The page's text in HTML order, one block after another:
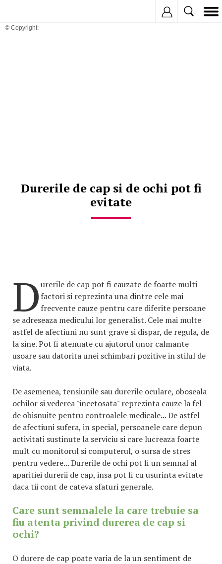
© Copyright:
Durerile de cap si de ochi pot fi
evitate
Durerile de cap pot fi cauzate de foarte multi
factori si reprezinta una dintre cele mai
frecvente cauze pentru care diferite persoane
se adreseaza medicului lor generalist. Cele mai multe
astfel de afectiuni nu sunt grave si dispar, de regula, de
la sine. Pot fi atenuate cu ajutorul unor calmante
usoare sau datorita unei schimbari pozitive in stilul de
viata.
De asemenea, tensiunile sau durerile oculare, oboseala
ochilor si vederea "incetosata" reprezinta cauze la fel
de obisnuite pentru controalele medicale... De astfel
de afectiuni sufera, in special, persoanele care depun
activitati sustinute la serviciu si care lucreaza foarte
mult cu monitorul si computerul, o sursa de stres
pentru vedere... Durerile de ochi pot fi un semnal al
aparitiei durerii de cap, insa pot fi cu usurinta evitate
daca tii cont de cateva sfaturi generale.
Care sunt semnalele la care trebuie sa
fiu atenta privind durerea de cap si
ochi?
O durere de cap poate varia de la un sentiment de